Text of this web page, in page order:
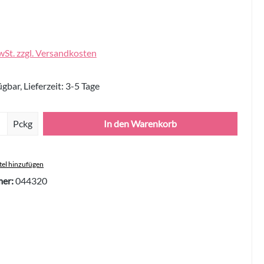
zzgl. Versandkosten
Lieferzeit: 3-5 Tage
Gib den gewünschten Wert ein
Pckg In den Warenkorb
hinzufügen
044320